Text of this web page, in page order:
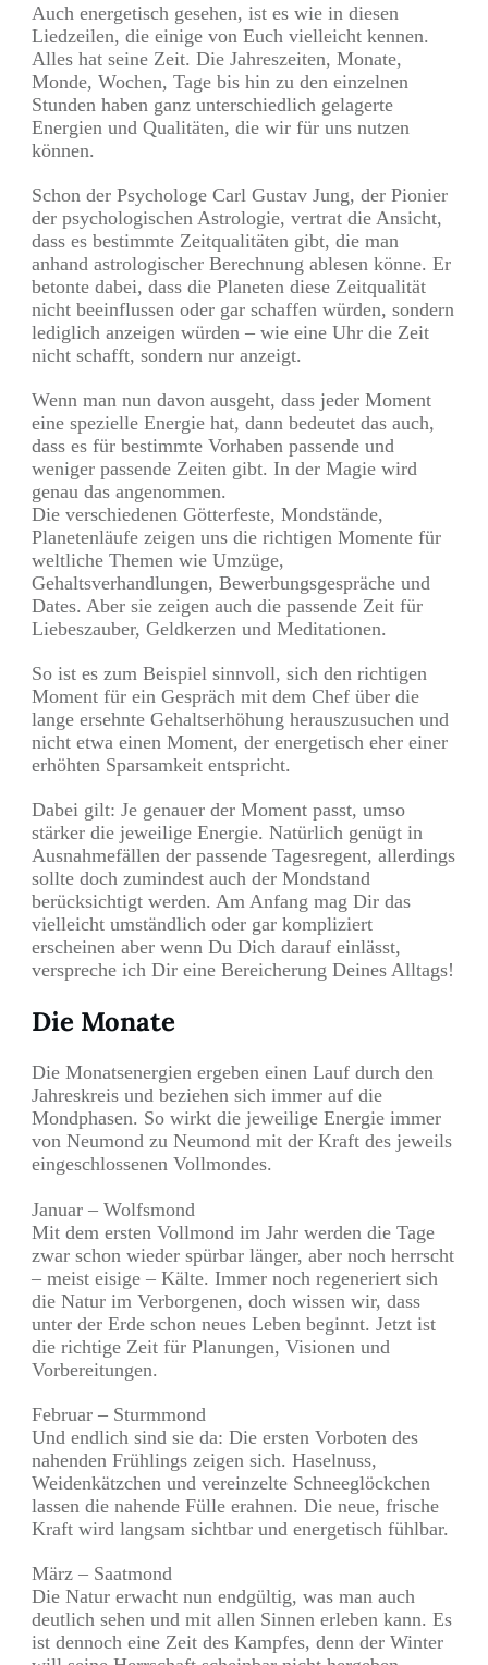
Auch energetisch gesehen, ist es wie in diesen
Liedzeilen, die einige von Euch vielleicht kennen.
Alles hat seine Zeit. Die Jahreszeiten, Monate,
Monde, Wochen, Tage bis hin zu den einzelnen
Stunden haben ganz unterschiedlich gelagerte
Energien und Qualitäten, die wir für uns nutzen
können.
Schon der Psychologe Carl Gustav Jung, der Pionier
der psychologischen Astrologie, vertrat die Ansicht,
dass es bestimmte Zeitqualitäten gibt, die man
anhand astrologischer Berechnung ablesen könne. Er
betonte dabei, dass die Planeten diese Zeitqualität
nicht beeinflussen oder gar schaffen würden, sondern
lediglich anzeigen würden – wie eine Uhr die Zeit
nicht schafft, sondern nur anzeigt.
Wenn man nun davon ausgeht, dass jeder Moment
eine spezielle Energie hat, dann bedeutet das auch,
dass es für bestimmte Vorhaben passende und
weniger passende Zeiten gibt. In der Magie wird
genau das angenommen.
Die verschiedenen Götterfeste, Mondstände,
Planetenläufe zeigen uns die richtigen Momente für
weltliche Themen wie Umzüge,
Gehaltsverhandlungen, Bewerbungsgespräche und
Dates. Aber sie zeigen auch die passende Zeit für
Liebeszauber, Geldkerzen und Meditationen.
So ist es zum Beispiel sinnvoll, sich den richtigen
Moment für ein Gespräch mit dem Chef über die
lange ersehnte Gehaltserhöhung herauszusuchen und
nicht etwa einen Moment, der energetisch eher einer
erhöhten Sparsamkeit entspricht.
Dabei gilt: Je genauer der Moment passt, umso
stärker die jeweilige Energie. Natürlich genügt in
Ausnahmefällen der passende Tagesregent, allerdings
sollte doch zumindest auch der Mondstand
berücksichtigt werden. Am Anfang mag Dir das
vielleicht umständlich oder gar kompliziert
erscheinen aber wenn Du Dich darauf einlässt,
verspreche ich Dir eine Bereicherung Deines Alltags!
Die Monate
Die Monatsenergien ergeben einen Lauf durch den
Jahreskreis und beziehen sich immer auf die
Mondphasen. So wirkt die jeweilige Energie immer
von Neumond zu Neumond mit der Kraft des jeweils
eingeschlossenen Vollmondes.
Januar – Wolfsmond
Mit dem ersten Vollmond im Jahr werden die Tage
zwar schon wieder spürbar länger, aber noch herrscht
– meist eisige – Kälte. Immer noch regeneriert sich
die Natur im Verborgenen, doch wissen wir, dass
unter der Erde schon neues Leben beginnt. Jetzt ist
die richtige Zeit für Planungen, Visionen und
Vorbereitungen.
Februar – Sturmmond
Und endlich sind sie da: Die ersten Vorboten des
nahenden Frühlings zeigen sich. Haselnuss,
Weidenkätzchen und vereinzelte Schneeglöckchen
lassen die nahende Fülle erahnen. Die neue, frische
Kraft wird langsam sichtbar und energetisch fühlbar.
März – Saatmond
Die Natur erwacht nun endgültig, was man auch
deutlich sehen und mit allen Sinnen erleben kann. Es
ist dennoch eine Zeit des Kampfes, denn der Winter